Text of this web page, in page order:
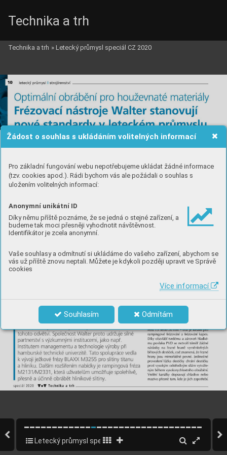
Žádost o souhlas s ukládáním volitelných informací
Pro základní fungování webu nepotřebujeme ukládat žádné informace
(tzv. cookies apod.). Rádi bychom vás ale požádali o souhlas s
uložením volitelných informací:
Anonymní unikátní ID
Díky němu příště poznáme, že se jedná o stejné zařízení, a
budeme tak moci přesněji vyhodnotit návštěvnost.
Identifikátor je zcela anonymní.
Vaše souhlasy a odmítnutí si ukládáme do vašeho zařízení, abychom se
vás už příště znovu neptali. Můžete je kdykoli později upravit ve Správě
cookies
Více informací
Souhlasím Odmítám
Technika a trh
Technika a trh » Letecký průmysl speciál CZ 2020
Letecký průmysl speciál CZ 2020